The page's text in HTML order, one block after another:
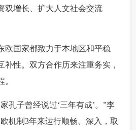
双增长、扩大人文社会交流
国家都致力于本地区和平稳
补性。双方合作历来注重务实，
子曾经说过‘三年有成’。”李
机制3年来运行顺畅、深入，取